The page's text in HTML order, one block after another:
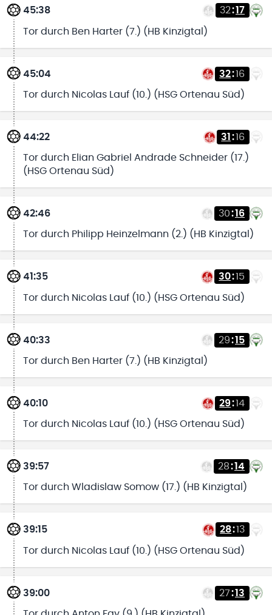
45:38 32:17
Tor durch Ben Harter (7.) (HB Kinzigtal)
45:04 32:16
Tor durch Nicolas Lauf (10.) (HSG Ortenau Süd)
44:22 31 :16
Tor durch Elian Gabriel Andrade Schneider (17.)
(HSG Ortenau Süd)
42:46 30:16
Tor durch Philipp Heinzelmann (2.) (HB Kinzigtal)
41:35 30:15
Tor durch Nicolas Lauf (10.) (HSG Ortenau Süd)
40:33 29:15
Tor durch Ben Harter (7.) (HB Kinzigtal)
40:10 29:14
Tor durch Nicolas Lauf (10.) (HSG Ortenau Süd)
39:57 28:14
Tor durch Wladislaw Somow (17.) (HB Kinzigtal)
39:15 28:13
Tor durch Nicolas Lauf (10.) (HSG Ortenau Süd)
39:00 27:13